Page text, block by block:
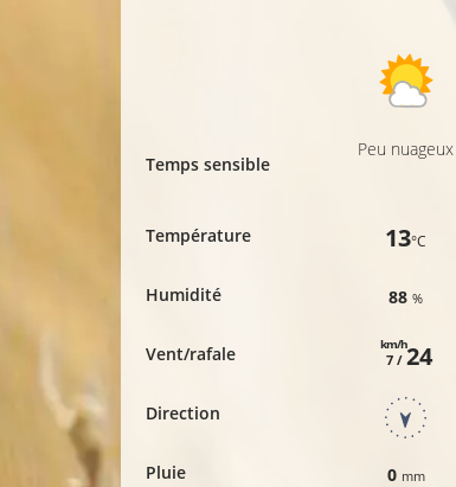
Temps sensible
Température
Humidité
Vent/rafale
Direction
Pluie
Peu nuageux
13°C
88%
7 /
km/h24
0 mm